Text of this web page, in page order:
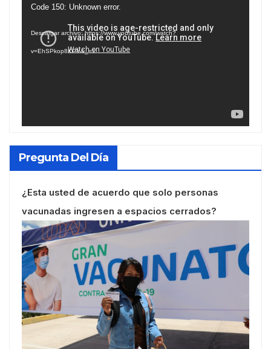
Reproductor
vídeo
Code 150: Unknown error.
Descargar archivo: https://www.youtube.com/watch?
v=EhSPkop8KPY&_=1
Pregunta Del Día
¿Esta usted de acuerdo que solo personas
vacunadas ingresen a espacios cerrados?